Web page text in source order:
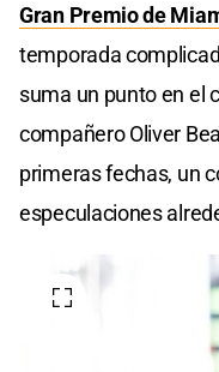
Gran Premio de
temporada
suma un punto en el
compañero Oliver
primeras fechas, un
especulaciones